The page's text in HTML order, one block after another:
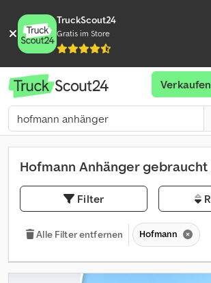
TruckScout24
Gratis im Store
Verkaufen
Hofmann Anhänger gebraucht
Filter
Alle Filter entfernen Hofmann